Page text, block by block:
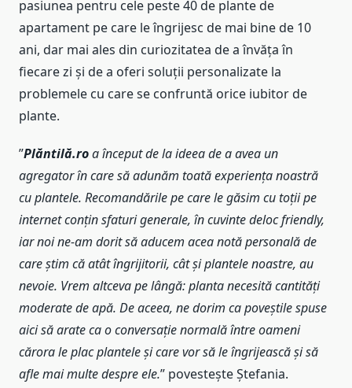
pasiunea pentru cele peste 40 de plante de
apartament pe care le îngrijesc de mai bine de 10
ani, dar mai ales din curiozitatea de a învăța în
fiecare zi și de a oferi soluții personalizate la
problemele cu care se confruntă orice iubitor de
plante.
”Plăntilă.roa început de la ideea de a avea un
agregator în care să adunăm toată experiența noastră
cu plantele. Recomandările pe care le găsim cu toții pe
internet conțin sfaturi generale, în cuvinte deloc friendly,
iar noi ne-am dorit să aducem acea notă personală de
care știm că atât îngrijitorii, cât și plantele noastre, au
nevoie. Vrem altceva pe lângă: planta necesită cantități
moderate de apă. De aceea, ne dorim ca poveștile spuse
aici să arate ca o conversație normală între oameni
cărora le plac plantele și care vor să le îngrijească și să
afle mai multe despre ele.” povestește Ștefania.